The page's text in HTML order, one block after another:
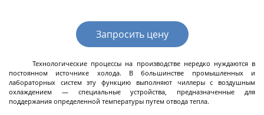
Трикантерные центрифуги для разделения
трех-фазных смесей
Малые декантеры
Запросить цену
Технологические процессы на производстве нередко нуждаются в
постоянном источнике холода. В большинстве промышленных и
лабораторных систем эту функцию выполняют чиллеры с воздушным
охлаждением — специальные устройства, предназначенные для
поддержания определенной температуры путем отвода тепла.